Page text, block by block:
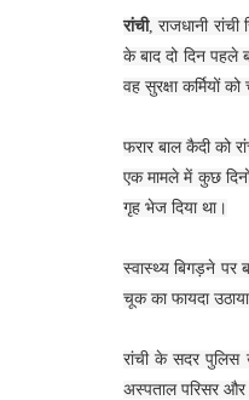
रांची, राजधानी
के बाद दो दिन पहले
वह सुरक्षा कर्मियों
फरार बाल कैदी को
एक मामले में कुछ
गृह भेज दिया था।
स्वास्थ्य बिगड़ने पर
चूक का फायदा
रांची के सदर पुलिस
अस्पताल परिसर और